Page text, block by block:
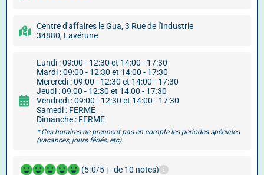
Centre d'affaires le Gua, 3 Rue de l'Industrie
34880, Lavérune
Lundi : 09:00 - 12:30 et 14:00 - 17:30
Mardi : 09:00 - 12:30 et 14:00 - 17:30
Mercredi : 09:00 - 12:30 et 14:00 - 17:30
Jeudi : 09:00 - 12:30 et 14:00 - 17:30
Vendredi : 09:00 - 12:30 et 14:00 - 17:30
Samedi : FERMÉ
Dimanche : FERMÉ
* Ces horaires ne prennent pas en compte les périodes spéciales
(vacances, jours fériés, etc).
(5.0/5 | - de 10 notes)